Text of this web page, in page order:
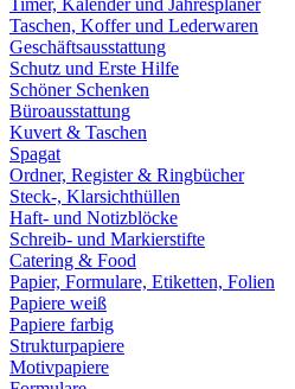
Timer, Kalender und Jahresplaner
Taschen, Koffer und Lederwaren
Geschäftsausstattung
Schutz und Erste Hilfe
Schöner Schenken
Büroausstattung
Kuvert & Taschen
Spagat
Ordner, Register & Ringbücher
Steck-, Klarsichthüllen
Haft- und Notizblöcke
Schreib- und Markierstifte
Catering & Food
Papier, Formulare, Etiketten, Folien
Papiere weiß
Papiere farbig
Strukturpapiere
Motivpapiere